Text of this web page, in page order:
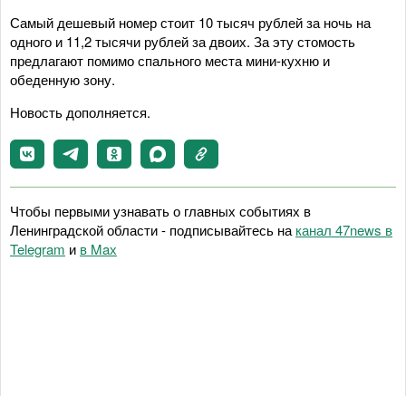
Самый дешевый номер стоит 10 тысяч рублей за ночь на
одного и 11,2 тысячи рублей за двоих. За эту стомость
предлагают помимо спального места мини-кухню и
обеденную зону.
Новость дополняется.
Чтобы первыми узнавать о главных событиях в
Ленинградской области - подписывайтесь на канал 47news в
Telegram и в Maх